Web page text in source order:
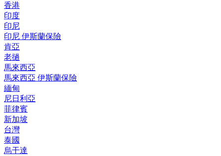
香港
印度
印尼
印尼 伊斯蘭保險
肯亞
老撾
馬來西亞
馬來西亞 伊斯蘭保險
緬甸
尼日利亞
菲律賓
新加坡
台灣
泰國
烏干達